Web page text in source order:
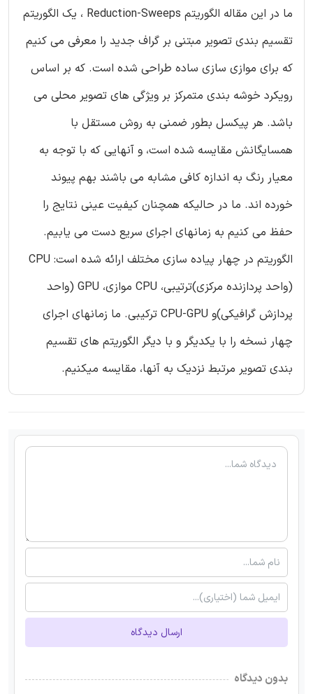
ما در این مقاله الگوریتم Reduction-Sweeps ، یک الگوریتم
تقسیم بندی تصویر مبتنی بر گراف جدید را معرفی می کنیم
که برای موازی سازی ساده طراحی شده است. که بر اساس
رویکرد خوشه بندی متمرکز بر ویژگی های تصویر محلی می
باشد. هر پیکسل بطور ضمنی به روش مستقل با
همسایگانش مقایسه شده است، و آنهایی که با توجه به
معیار رنگ به اندازه کافی مشابه می باشند بهم پیوند
خورده اند. ما در حالیکه همچنان کیفیت عینی نتایج را
حفظ می کنیم به زمانهای اجرای سریع دست می یابیم.
الگوریتم در چهار پیاده سازی مختلف ارائه شده است: CPU
(واحد پردازنده مرکزی)ترتیبی، CPU موازی، GPU (واحد
پردازش گرافیکی)و CPU-GPU ترکیبی. ما زمانهای اجرای
چهار نسخه را با یکدیگر و با دیگر الگوریتم های تقسیم
بندی تصویر مرتبط نزدیک به آنها، مقایسه میکنیم.
ارسال دیدگاه
بدون دیدگاه